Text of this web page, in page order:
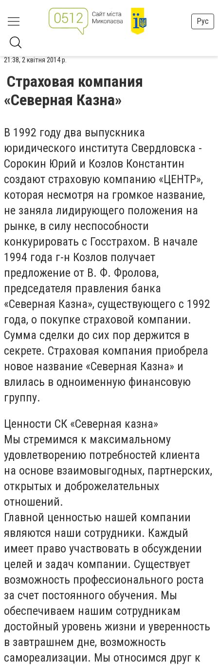
Рус
21:38, 2 квітня 2014 р.
Страховая компания
«Северная Казна»
В 1992 году два выпускника
юридического института Свердловска -
Сорокин Юрий и Козлов Константин
создают страховую компанию «ЦЕНТР»,
которая несмотря на громкое название,
не заняла лидирующего положения на
рынке, в силу неспособности
конкурировать с Госстрахом. В начале
1994 года г-н Козлов получает
предложение от В. Ф. Фролова,
председателя правления банка
«Северная Казна», существующего с 1992
года, о покупке страховой компании.
Сумма сделки до сих пор держится в
секрете. Страховая компания приобрела
новое название «Северная Казна» и
влилась в одноименную финансовую
группу.
Ценности СК «Северная казна»
Мы стремимся к максимальному
удовлетворению потребностей клиента
на основе взаимовыгодных, партнерских,
открытых и доброжелательных
отношений.
Главной ценностью нашей компании
являются наши сотрудники. Каждый
имеет право участвовать в обсуждении
целей и задач компании. Существует
возможность профессионального роста
за счет постоянного обучения. Мы
обеспечиваем нашим сотрудникам
достойный уровень жизни и уверенность
в завтрашнем дне, возможность
самореализации. Мы относимся друг к